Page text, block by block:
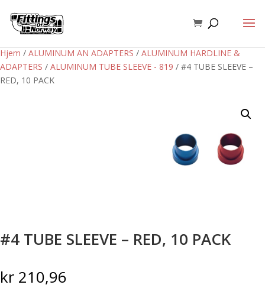
Hjem / ALUMINUM AN ADAPTERS / ALUMINUM HARDLINE &
ADAPTERS / ALUMINUM TUBE SLEEVE - 819 / #4 TUBE SLEEVE –
RED, 10 PACK
#4 TUBE SLEEVE – RED, 10 PACK
kr 210,96